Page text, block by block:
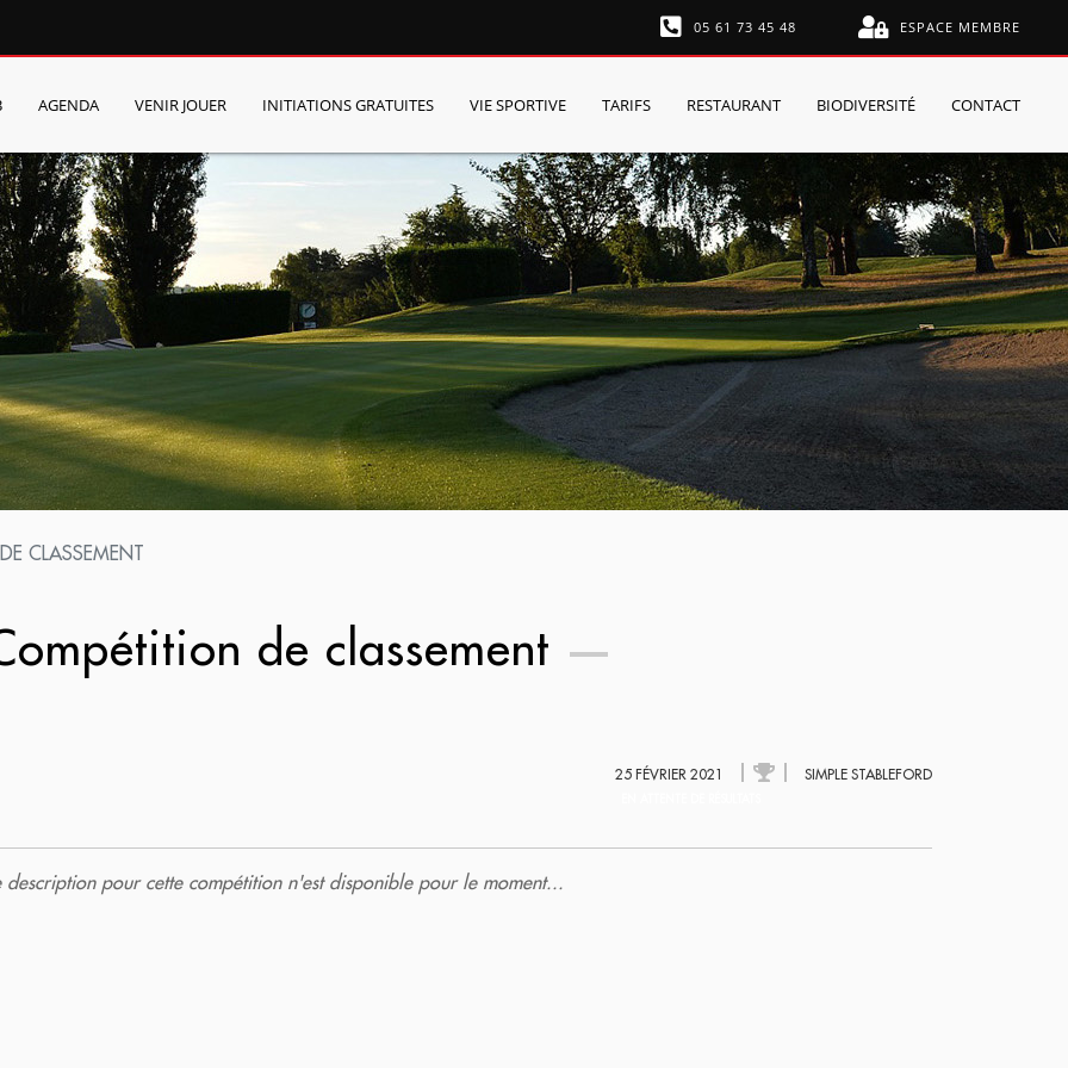
05 61 73 45 48 ESPACE MEMBRE
AGENDA VENIR JOUER INITIATIONS GRATUITES VIE SPORTIVE TARIFS RESTAURANT BIODIVERSITÉ CONTACT
CLASSEMENT
de classement
25 FÉVRIER 2021 SIMPLE STABLEFORD
description pour cette compétition n'est disponible pour le moment...